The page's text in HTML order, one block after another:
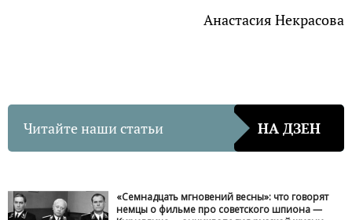
Серёжа Тихонов: как погиб «вождь
краснокожих» — Кириллица — энциклопедия